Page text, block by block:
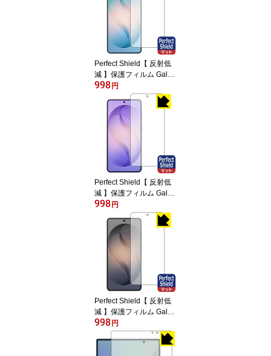
Perfect Shield【 反射低
減 】保護フィルム Galax
y S26 (画面用)【 指紋認
証対応 】 日本製 自社製
造直販
998円
Perfect Shield【 反射低
減 】保護フィルム Galax
y S26+ (画面用)【 指紋認
証対応 】 日本製 自社製
造直販
998円
Perfect Shield【 反射低
減 】保護フィルム Galax
y S26 Ultra (画面用)【 指
紋認証対応 】 日本製 自
998円